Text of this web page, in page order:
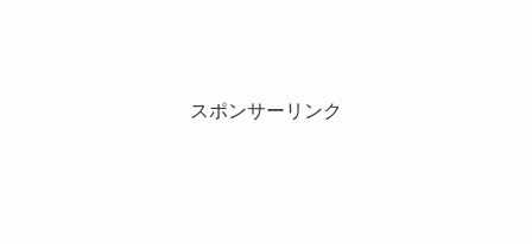
スポンサーリンク